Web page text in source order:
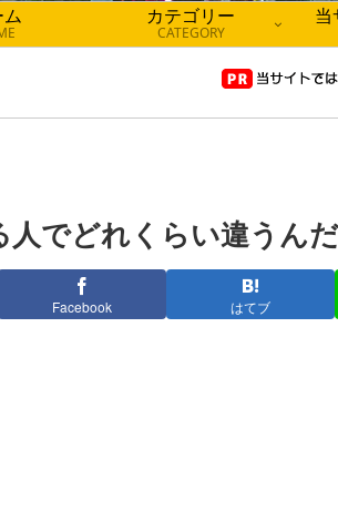
カテゴリー
CATEGORY
当
人でどれくらい違うん
Facebook はてブ